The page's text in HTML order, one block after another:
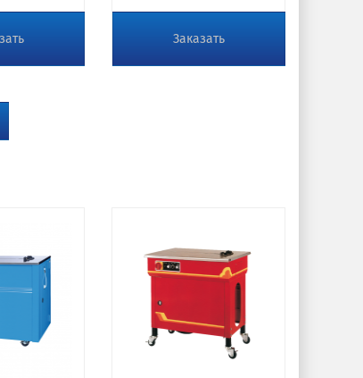
Заказать